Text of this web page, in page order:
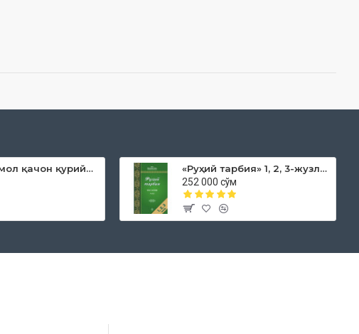
«Дока рўмол қачон қурийди»
«Руҳий тарбия» 1, 2, 3-жузлар
252 000 сўм